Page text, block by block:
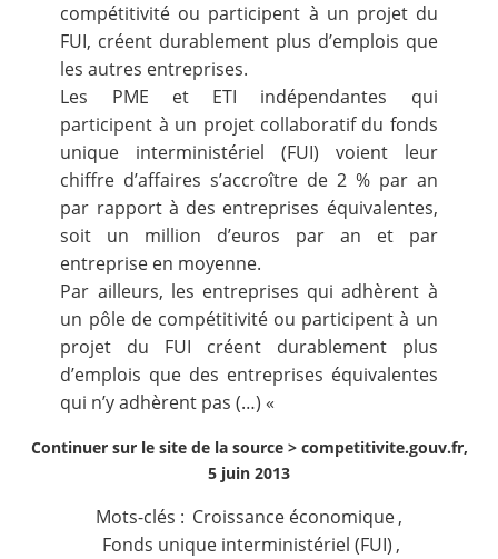
compétitivité ou participent à un projet du
FUI, créent durablement plus d’emplois que
les autres entreprises.
Les PME et ETI indépendantes qui
participent à un projet collaboratif du fonds
unique interministériel (FUI) voient leur
chiffre d’affaires s’accroître de 2 % par an
par rapport à des entreprises équivalentes,
soit un million d’euros par an et par
entreprise en moyenne.
Par ailleurs, les entreprises qui adhèrent à
un pôle de compétitivité ou participent à un
projet du FUI créent durablement plus
d’emplois que des entreprises équivalentes
qui n’y adhèrent pas (…) «
Continuer sur le site de la source > competitivite.gouv.fr,
5 juin 2013
Mots-clés : Croissance économique,
Fonds unique interministériel (FUI) ,